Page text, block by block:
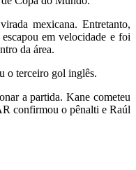
mexicana. Entretanto,
em velocidade e foi
da área.
o terceiro gol inglês.
a partida. Kane cometeu
confirmou o pênalti e Raúl